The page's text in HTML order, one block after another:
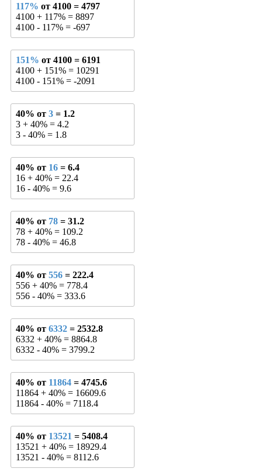
117% от 4100 = 4797
4100 + 117% = 8897
4100 - 117% = -697
151% от 4100 = 6191
4100 + 151% = 10291
4100 - 151% = -2091
40% от 3 = 1.2
3 + 40% = 4.2
3 - 40% = 1.8
40% от 16 = 6.4
16 + 40% = 22.4
16 - 40% = 9.6
40% от 78 = 31.2
78 + 40% = 109.2
78 - 40% = 46.8
40% от 556 = 222.4
556 + 40% = 778.4
556 - 40% = 333.6
40% от 6332 = 2532.8
6332 + 40% = 8864.8
6332 - 40% = 3799.2
40% от 11864 = 4745.6
11864 + 40% = 16609.6
11864 - 40% = 7118.4
40% от 13521 = 5408.4
13521 + 40% = 18929.4
13521 - 40% = 8112.6